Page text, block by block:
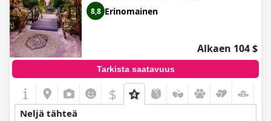
8,8 Erinomainen
Alkaen 104 $
Tarkista saatavuus
$
Neljä tähteä